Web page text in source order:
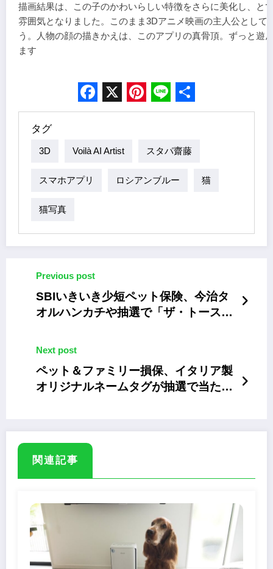
描画結果は、この子のかわいらしい特徴をさらに美化し、と
雰囲気となりました。このまま3Dアニメ映画の主人公として
う。人物の顔の描きかえは、このアプリの真骨頂。ずっと遊
ます
Facebook
X Pinterest
LineShare
タグ
3D Voilà AI Artist スタパ齋藤
スマホアプリ ロシアンブルー 猫
猫写真
Previous post
SBIいきいき少短ペット保険、今治タ
オルハンカチや抽選で「ザ・トースタ
Next post
ペット＆ファミリー損保、イタリア製
オリジナルネームタグが抽選で当たる
関連記事